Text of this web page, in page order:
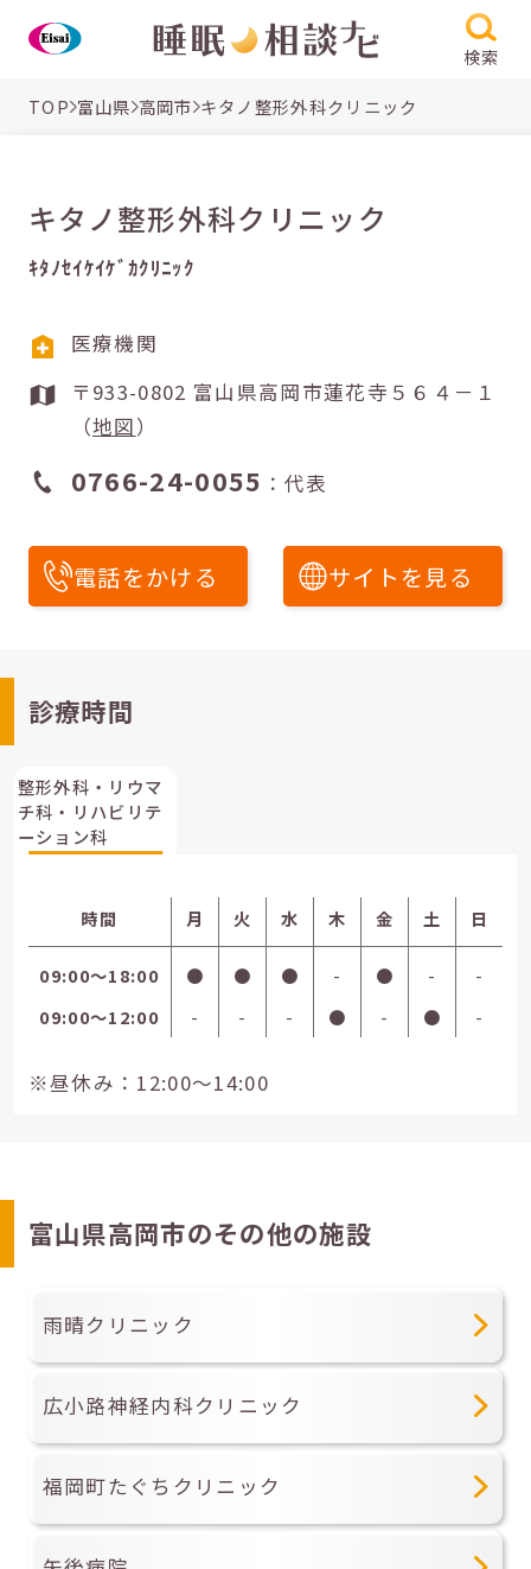
検索
TOP 富山県 高岡市 キタノ整形外科クリニック
キタノ整形外科クリニック
ｷﾀﾉｾｲｹｲｹﾞｶｸﾘﾆｯｸ
医療機関
〒933-0802 富山県高岡市蓮花寺５６４－１
（地図）
0766-24-0055 ：代表
電話をかける サイトを見る
診療時間
整形外科・リウマ
チ科・リハビリテ
ーション科
時間 月 火 水 木 金 土 日
09:00〜18:00 ● ● ● - ● -
-
09:00〜12:00
- - - ● - ● -
※昼休み：12:00～14:00
富山県高岡市のその他の施設
雨晴クリニック
広小路神経内科クリニック
福岡町たぐちクリニック